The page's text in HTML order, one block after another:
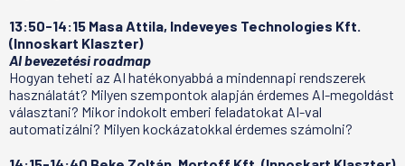
13:50-14:15 Masa Attila, Indeveyes Technologies Kft.
(Innoskart Klaszter)
AI bevezetési roadmap
Hogyan teheti az AI hatékonyabbá a mindennapi rendszerek
használatát? Milyen szempontok alapján érdemes AI-megoldást
választani? Mikor indokolt emberi feladatokat AI-val
automatizálni? Milyen kockázatokkal érdemes számolni?